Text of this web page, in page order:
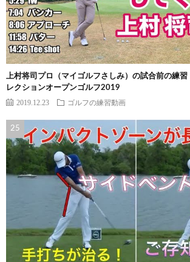
上村将司プロ（マイゴルフさしみ）の試合前の練
レクションオープンゴルフ2019
2019.12.23 ゴルフの練習動画